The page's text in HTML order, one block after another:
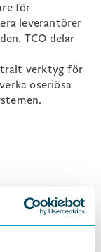
för
leverantörer
TCO delar
verktyg för
oseriösa